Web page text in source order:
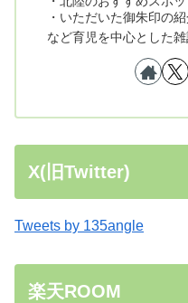
・いただいた御朱印の
など育児を中心とした雑
X(旧Twitter)
Tweets by 135angle
楽天ROOM